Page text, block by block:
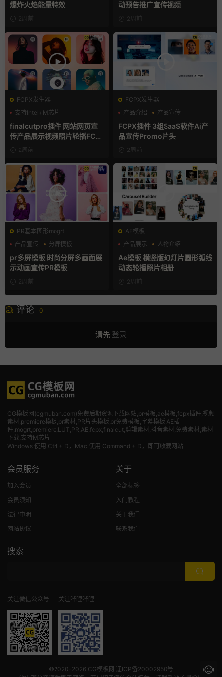
爆炸火焰能量特效
2周前
动预告推广宣传视频
2周前
FCPX发生器
支持Intel+M芯片
finalcutpro插件 网站网页宣
传产品展示视频照片轮播FCP
X插件
2周前
FCPX发生器
产品介绍
产品宣传
产品展示
FCPX插件 3组SaaS软件Ai产
品宣传Promo片头
2周前
PR基本图形mogrt
产品宣传
分屏模板
品牌宣传
pr多屏模板 时尚分屏多画面展
示动画宣传PR模板
2周前
AE模板
产品展示
人物介绍
团队介绍
Ae模板 横竖版幻灯片圆形弧线
动态轮播照片相册
2周前
评论 0
请先 登录
CG模板网(cgmuban.com)免费后期资源下载网站,pr模板,ae模板,fcpx插件,视频
素材 ,premiere模板,pr素材,PR片头模板,pr免费模板,字幕模板,AE插
件,mogrt,premiere,LUT,PR,AE,fcpx,finalcut,剪辑素材,抖音素材,免费素材,素材
下载,支持M芯片
Windows 使用 Ctrl + D，Mac 使用 Command + D，即可收藏网站
会员服务
加入会员
会员须知
法律申明
网站协议
关于
全部标签
入门教程
关于我们
联系我们
搜索
关注微信公众号 关注哔哩哔哩
©2020-2026 CG模板网 辽ICP备20002950号